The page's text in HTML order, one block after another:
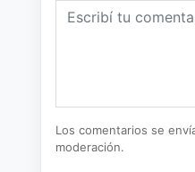
Los comentarios se
moderación.